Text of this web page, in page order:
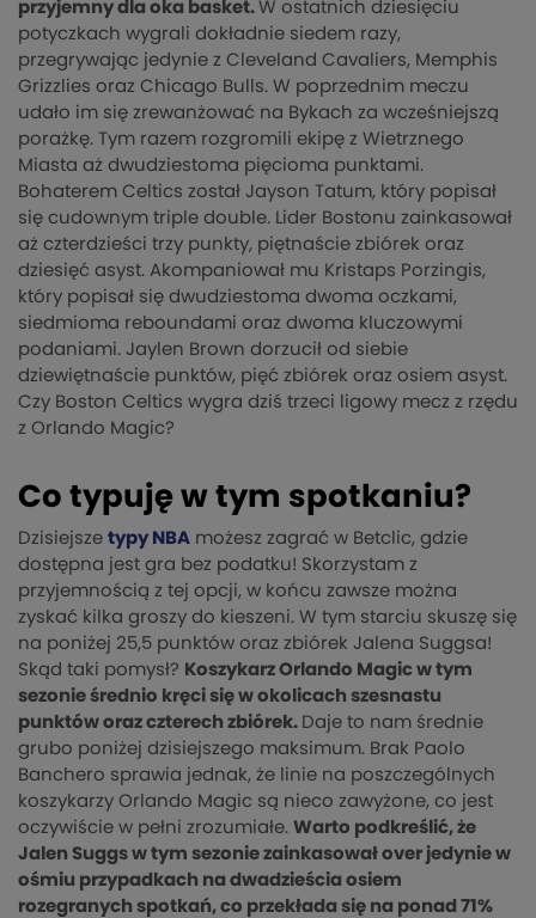
przyjemny dla oka basket. W ostatnich dziesięciu
potyczkach wygrali dokładnie siedem razy,
przegrywając jedynie z Cleveland Cavaliers, Memphis
Grizzlies oraz Chicago Bulls. W poprzednim meczu
udało im się zrewanżować na Bykach za wcześniejszą
porażkę. Tym razem rozgromili ekipę z Wietrznego
Miasta aż dwudziestoma pięcioma punktami.
Bohaterem Celtics został Jayson Tatum, który popisał
się cudownym triple double. Lider Bostonu zainkasował
aż czterdzieści trzy punkty, piętnaście zbiórek oraz
dziesięć asyst. Akompaniował mu Kristaps Porzingis,
który popisał się dwudziestoma dwoma oczkami,
siedmioma reboundami oraz dwoma kluczowymi
podaniami. Jaylen Brown dorzucił od siebie
dziewiętnaście punktów, pięć zbiórek oraz osiem asyst.
Czy Boston Celtics wygra dziś trzeci ligowy mecz z rzędu
z Orlando Magic?
Co typuję w tym spotkaniu?
Dzisiejsze typy NBA możesz zagrać w Betclic, gdzie
dostępna jest gra bez podatku! Skorzystam z
przyjemnością z tej opcji, w końcu zawsze można
zyskać kilka groszy do kieszeni. W tym starciu skuszę się
na poniżej 25,5 punktów oraz zbiórek Jalena Suggsa!
Skąd taki pomysł? Koszykarz Orlando Magic w tym
sezonie średnio kręci się w okolicach szesnastu
punktów oraz czterech zbiórek. Daje to nam średnie
grubo poniżej dzisiejszego maksimum. Brak Paolo
Banchero sprawia jednak, że linie na poszczególnych
koszykarzy Orlando Magic są nieco zawyżone, co jest
oczywiście w pełni zrozumiałe. Warto podkreślić, że
Jalen Suggs w tym sezonie zainkasował over jedynie w
ośmiu przypadkach na dwadzieścia osiem
rozegranych spotkań, co przekłada się na ponad 71%